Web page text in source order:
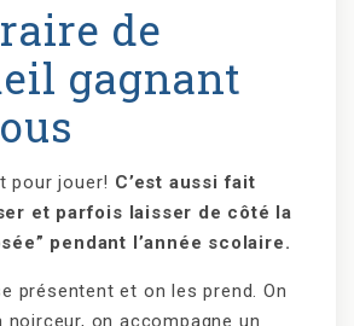
de
gagnant
pour jouer! C’est aussi fait
et parfois laisser de côté la
pendant l’année scolaire.
présentent et on les prend. On